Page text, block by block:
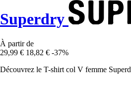
Superdry
À partir de
29,99 € 18,82 € -37%
Découvrez le T-shirt col V femme